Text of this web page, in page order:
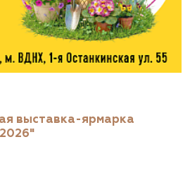
выставка-ярмарка